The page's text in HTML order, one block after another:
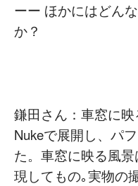
ーー ほかにはどん
か？
鎌田さん：車窓に
Nukeで展開し、パ
た。車窓に映る風
現してもの｡実物の